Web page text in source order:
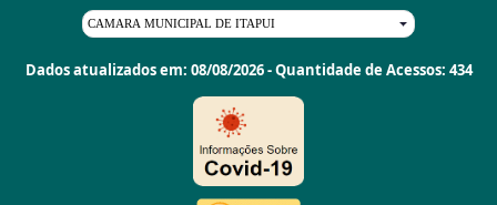
Dados atualizados em: 08/08/2026 - Quantidade de Acessos: 434